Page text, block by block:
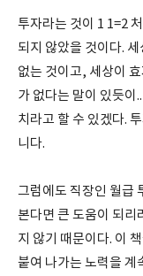
투자라는 것이 1 1=2
되지 않았을 것이다.
없는 것이고, 세상이
가 없다는 말이 있듯이
치라고 할 수 있겠다.
니다.
그럼에도 직장인 월급
본다면 큰 도움이 되리
지 않기 때문이다. 이
붙여 나가는 노력을 계